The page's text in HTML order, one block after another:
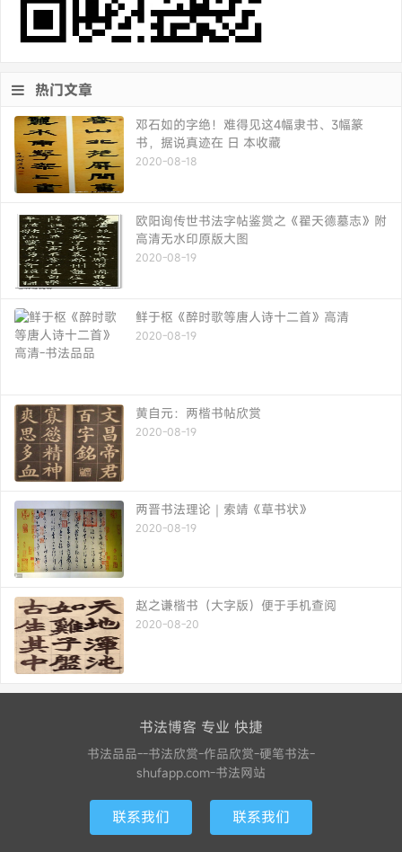
热门文章
邓石如的字绝！难得见这4幅隶书、3幅篆
书，据说真迹在 日 本收藏
2020-08-18
欧阳询传世书法字帖鉴赏之《翟天德墓志》附
高清无水印原版大图
2020-08-19
鲜于枢《醉时歌等唐人诗十二首》高清
2020-08-19
黄自元：两楷书帖欣赏
2020-08-19
两晋书法理论｜索靖《草书状》
2020-08-19
赵之谦楷书（大字版）便于手机查阅
2020-08-20
书法博客 专业 快捷
书法品品--书法欣赏-作品欣赏-硬笔书法-
shufapp.com-书法网站
联系我们 联系我们